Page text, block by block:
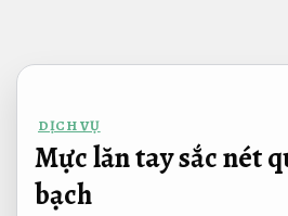
nội
DỊCH VỤ
Mực lăn tay sắc nét
bạch